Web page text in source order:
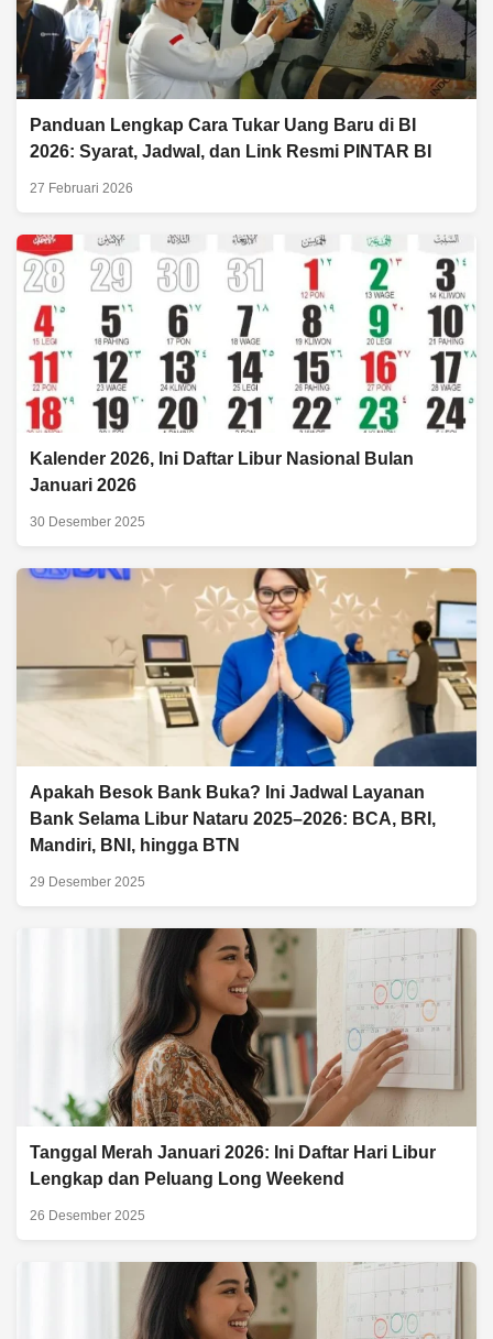
Panduan Lengkap Cara Tukar Uang Baru di BI
2026: Syarat, Jadwal, dan Link Resmi PINTAR BI
27 Februari 2026
Kalender 2026, Ini Daftar Libur Nasional Bulan
Januari 2026
30 Desember 2025
Apakah Besok Bank Buka? Ini Jadwal Layanan
Bank Selama Libur Nataru 2025–2026: BCA, BRI,
Mandiri, BNI, hingga BTN
29 Desember 2025
Tanggal Merah Januari 2026: Ini Daftar Hari Libur
Lengkap dan Peluang Long Weekend
26 Desember 2025